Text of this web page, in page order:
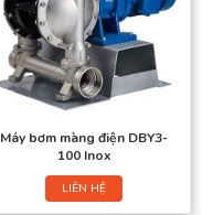
Máy bơm màng điện DBY3-
100 Inox
LIÊN HỆ